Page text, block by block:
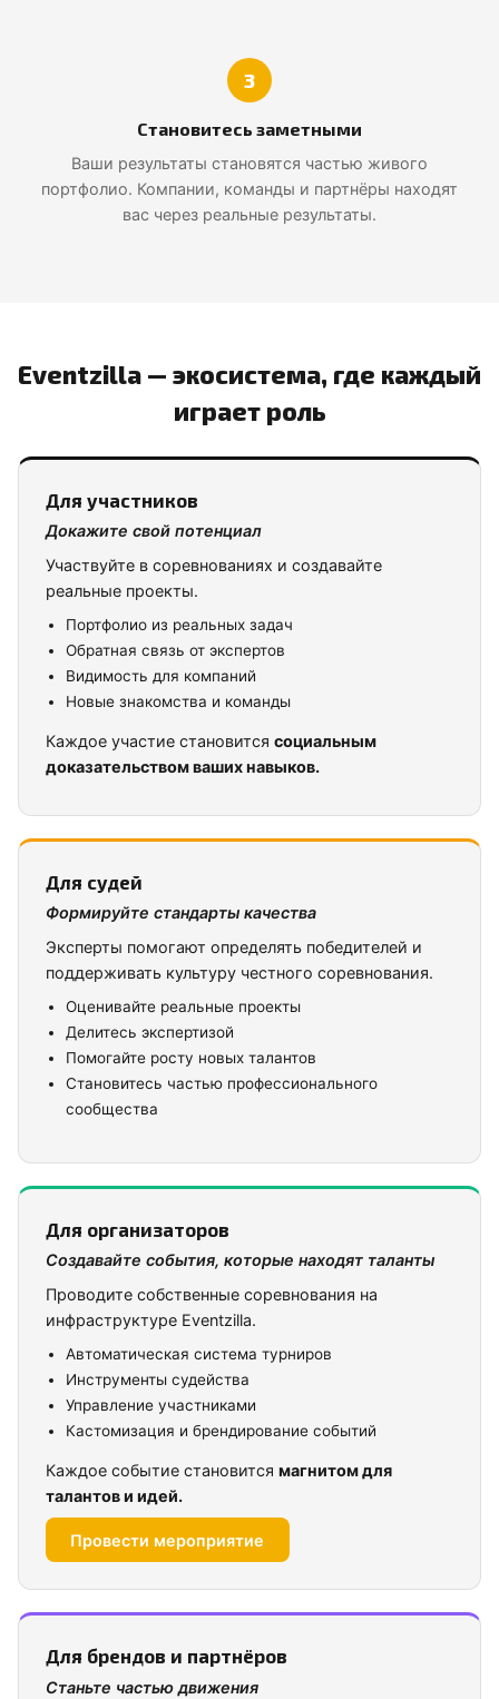
3
Становитесь заметными
Ваши результаты становятся частью живого
портфолио. Компании, команды и партнёры находят
вас через реальные результаты.
Eventzilla — экосистема, где каждый
играет роль
Для участников
Докажите свой потенциал
Участвуйте в соревнованиях и создавайте
реальные проекты.
Портфолио из реальных задач
Обратная связь от экспертов
Видимость для компаний
Новые знакомства и команды
Каждое участие становится социальным
доказательством ваших навыков.
Для судей
Формируйте стандарты качества
Эксперты помогают определять победителей и
поддерживать культуру честного соревнования.
Оценивайте реальные проекты
Делитесь экспертизой
Помогайте росту новых талантов
Становитесь частью профессионального
сообщества
Для организаторов
Создавайте события, которые находят таланты
Проводите собственные соревнования на
инфраструктуре Eventzilla.
Автоматическая система турниров
Инструменты судейства
Управление участниками
Кастомизация и брендирование событий
Каждое событие становится магнитом для
талантов и идей.
Провести мероприятие
Для брендов и партнёров
Станьте частью движения